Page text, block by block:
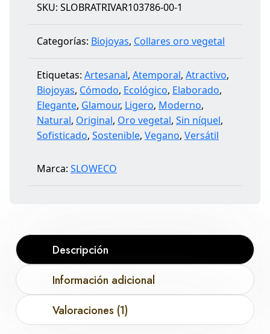
SKU: SLOBRATRIVAR103786-00-1
Categorías: Biojoyas, Collares oro vegetal
Etiquetas: Artesanal, Atemporal, Atractivo,
Biojoyas, Cómodo, Ecológico, Elaborado,
Elegante, Glamour, Ligero, Moderno,
Natural, Original, Oro vegetal, Sin níquel,
Sofisticado, Sostenible, Vegano, Versátil
Marca: SLOWECO
Descripción
Información adicional
Valoraciones (1)